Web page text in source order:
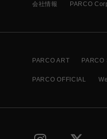
会社情報 PARCO
PARCO ART PARCO
PARCO OFFICIAL